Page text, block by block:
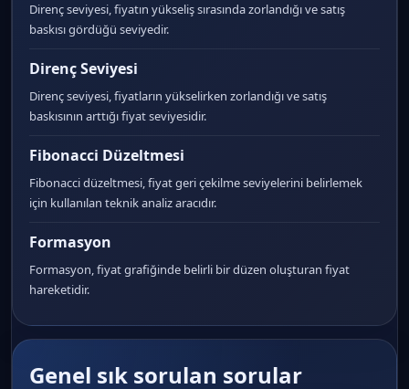
Direnç seviyesi, fiyatın yükseliş sırasında zorlandığı ve satış
baskısı gördüğü seviyedir.
Direnç Seviyesi
Direnç seviyesi, fiyatların yükselirken zorlandığı ve satış
baskısının arttığı fiyat seviyesidir.
Fibonacci Düzeltmesi
Fibonacci düzeltmesi, fiyat geri çekilme seviyelerini belirlemek
için kullanılan teknik analiz aracıdır.
Formasyon
Formasyon, fiyat grafiğinde belirli bir düzen oluşturan fiyat
hareketidir.
Genel sık sorulan sorular